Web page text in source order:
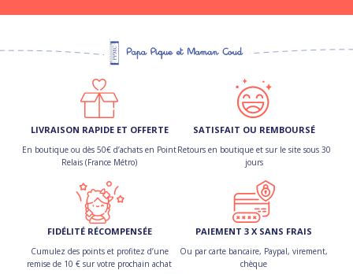
LIVRAISON RAPIDE ET OFFERTE
En boutique ou dès 50€ d’achats en Point
Relais (France Métro)
SATISFAIT OU REMBOURSÉ
Retours en boutique et sur le site sous 30
jours
FIDÉLITÉ RÉCOMPENSÉE
Cumulez des points et profitez d’une
remise de 10 € sur votre prochain achat
PAIEMENT 3 X SANS FRAIS
Ou par carte bancaire, Paypal, virement,
chèque